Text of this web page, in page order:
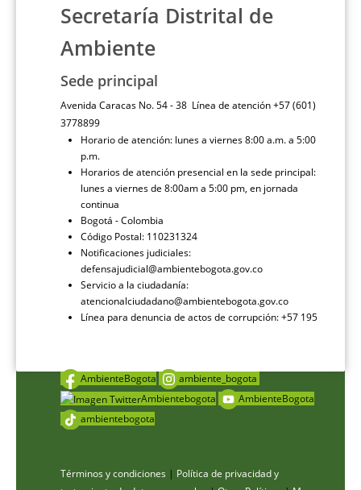
Secretaría Distrital de
Ambiente
Sede principal
Avenida Caracas No. 54 - 38 Línea de atención +57 (601)
3778899
Horario de atención: lunes a viernes 8:00 a.m. a 5:00
p.m.
Horarios de atención presencial en la sede principal:
lunes a viernes de 8:00am a 5:00 pm, en jornada
continua
Bogotá - Colombia
Código Postal: 110231324
Notificaciones judiciales:
defensajudicial@ambientebogota.gov.co
Servicio a la ciudadanía:
atencionalciudadano@ambientebogota.gov.co
Línea para denuncia de actos de corrupción: +57 195
AmbienteBogota
ambiente_bogota
Ambientebogota
AmbienteBogota
ambientebogota
Términos y condiciones | Política de privacidad y